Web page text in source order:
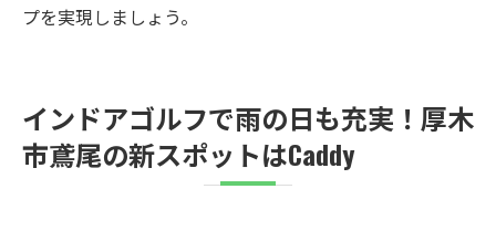
プを実現しましょう。
インドアゴルフで雨の日も充実！厚木
市鳶尾の新スポットはCaddy